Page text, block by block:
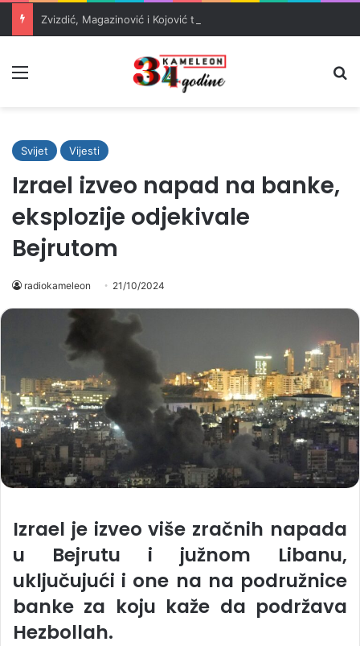
Svijet Vijesti
Izrael izveo napad na banke,
eksplozije odjekivale
Bejrutom
radiokameleon 21/10/2024
Izrael je izveo više zračnih napada
u Bejrutu i južnom Libanu,
uključujući i one na na podružnice
banke za koju kaže da podržava
Hezbollah.